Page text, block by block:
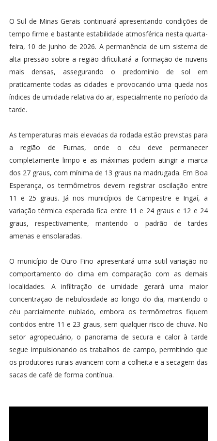
O Sul de Minas Gerais continuará apresentando condições de
tempo firme e bastante estabilidade atmosférica nesta quarta-
feira, 10 de junho de 2026. A permanência de um sistema de
alta pressão sobre a região dificultará a formação de nuvens
mais densas, assegurando o predomínio de sol em
praticamente todas as cidades e provocando uma queda nos
índices de umidade relativa do ar, especialmente no período da
tarde.
As temperaturas mais elevadas da rodada estão previstas para
a região de Furnas, onde o céu deve permanecer
completamente limpo e as máximas podem atingir a marca
dos 27 graus, com mínima de 13 graus na madrugada. Em Boa
Esperança, os termômetros devem registrar oscilação entre
11 e 25 graus. Já nos municípios de Campestre e Ingaí, a
variação térmica esperada fica entre 11 e 24 graus e 12 e 24
graus, respectivamente, mantendo o padrão de tardes
amenas e ensolaradas.
O município de Ouro Fino apresentará uma sutil variação no
comportamento do clima em comparação com as demais
localidades. A infiltração de umidade gerará uma maior
concentração de nebulosidade ao longo do dia, mantendo o
céu parcialmente nublado, embora os termômetros fiquem
contidos entre 11 e 23 graus, sem qualquer risco de chuva. No
setor agropecuário, o panorama de secura e calor à tarde
segue impulsionando os trabalhos de campo, permitindo que
os produtores rurais avancem com a colheita e a secagem das
sacas de café de forma contínua.